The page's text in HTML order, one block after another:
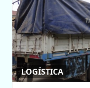
LOGÍSTICA